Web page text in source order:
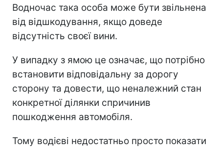
Водночас така особа може бути звільнена
від відшкодування, якщо доведе
відсутність своєї вини.
У випадку з ямою це означає, що потрібно
встановити відповідальну за дорогу
сторону та довести, що неналежний стан
конкретної ділянки спричинив
пошкодження автомобіля.
Тому водієві недостатньо просто показати